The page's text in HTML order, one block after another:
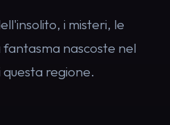
i misteri, le
nascoste nel
regione.